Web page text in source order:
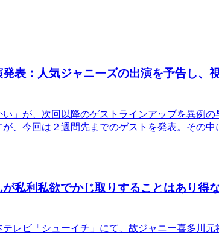
表：人気ジャニーズの出演を予告し、
」が、次回以降のゲストラインアップを異例の
、今回は２週間先までのゲストを発表。その中
が私利私欲でかじ取りすることはあり得
レビ「シューイチ」にて、故ジャニー喜多川